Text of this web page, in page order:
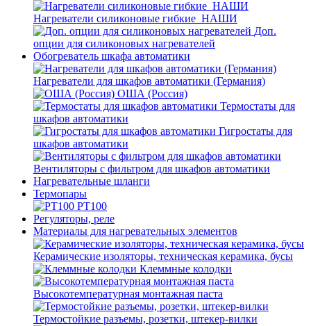
Нагреватели силиконовые гибкие_НАШИ
Доп.
опции для силиконовых нагревателей
Обогреватель шкафа автоматики
Нагреватели для шкафов автоматики (Германия)
ОША (Россия)
Термостаты для
шкафов автоматики
Гигростаты для
шкафов автоматики
Вентиляторы с фильтром для шкафов автоматики
Нагревательные шланги
Термопары
PT100
Регуляторы, реле
Материалы для нагревательных элементов
Керамические изоляторы, техническая керамика, бусы
Клеммные колодки
Высокотемпературная монтажная паста
Термостойкие разъемы, розетки, штекер-вилки